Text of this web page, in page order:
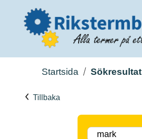
Startsida Sökresultat
Tillbaka